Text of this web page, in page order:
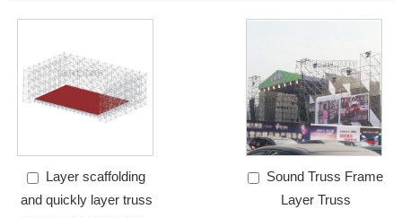
Layer scaffolding
and quickly layer truss
Sound Truss Frame
Layer Truss